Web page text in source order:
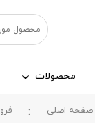
محصولات
صفحه اصلی